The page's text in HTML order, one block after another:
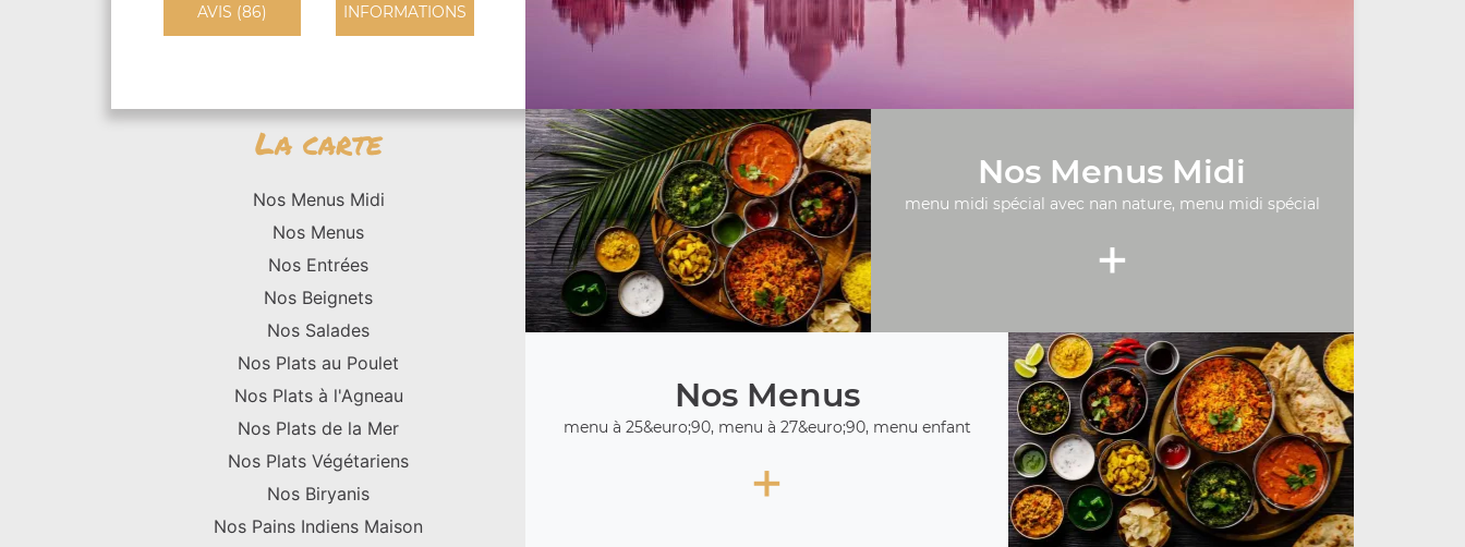
AVIS (86) INFORMATIONS
La carte
Nos Menus Midi
Nos Menus
Nos Entrées
Nos Beignets
Nos Salades
Nos Plats au Poulet
Nos Plats à l'Agneau
Nos Plats de la Mer
Nos Plats Végétariens
Nos Biryanis
Nos Pains Indiens Maison
Nos Menus Midi
menu midi spécial avec nan nature, menu midi spécial
+
Nos Menus
menu à 25&euro;90, menu à 27&euro;90, menu enfant
+